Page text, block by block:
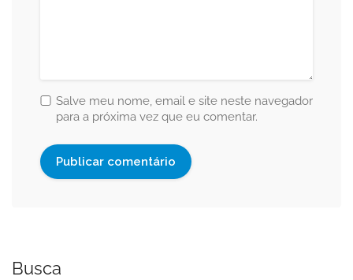
Salve meu nome, email e site neste navegador
para a próxima vez que eu comentar.
Busca